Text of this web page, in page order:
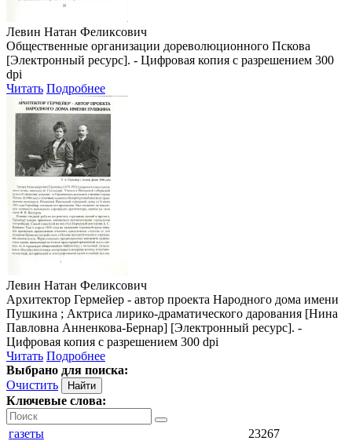
Левин Натан Феликсович
Общественные организации дореволюционного Пскова
[Электронный ресурс]. - Цифровая копия с разрешением 300
dpi
Читать Подробнее
Левин Натан Феликсович
Архитектор Гермейер - автор проекта Народного дома имени
Пушкина ; Актриса лирико-драматического дарования [Нина
Павловна Анненкова-Бернар] [Электронный ресурс]. -
Цифровая копия с разрешением 300 dpi
Читать Подробнее
Выбрано для поиска:
Очистить
Ключевые слова:
газеты
23267